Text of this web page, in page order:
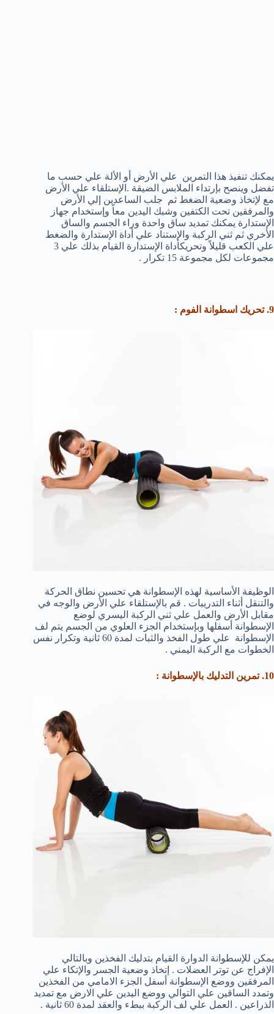
يمكنك تنفيذ هذا التمرين علي الأرض أو الألة علي حسب ما
تفضل وينصح بإرتداء الملابس الضيقة .الإستلقاء علي الأرض
مع لإتخاذ وضعية الضغط ثم جلب الساعدين إلي الأرض
والمرفقين تحت الكتفين وشبك اليدين معاً وإستخدام جهاز
الإستدارة يمكنك تمديد ساق واحدة وراء الجسم والساق
الأخري ثم ثني الركبة والإستناد علي أداة الإستدارة والضغط
علي الكعب قليلاً وتحريكأداة الإستدارة القيام بذلك علي 3
مجموعات لكل مجموعة 15 تكرار .
9. تحريك اسطوانة الفوم :
الوظيفة الأساسية لهذه الإسطوانة هي تحسين نطاق الحركة
والتنقل أثناء التدريبات . قم بالإستلقاء علي الأرض والوجه في
مقابل الأرض والعمل علي ثني الركبة اليسري لوضع
الإسطوانة أسفلها وبإستخدام الجزء العلوي من الجسم يتم لف
الإسطوانة علي طول الفخذ والثبات لمدة 60 ثانية وتكرار نفس
الخطوات مع الركبة اليمني .
10. تمرين التدليك بالإسطوانة :
يمكن للإسطوانة الدوارة القيام بتدليك الفخذين وبالتالي
الإفراج عن توتر العضلات . إتخاذ وضعية الجسر والإتكاء علي
المرفقين ووضع الإسطوانة أسفل الجزء الامامي من الفخذين
وتمدد الساقين علي التوالي ووضع اليدين علي الارض مع تمديد
الذراعين . العمل علي لف الركبة ببطء والعقد لمدة 60 ثانية .